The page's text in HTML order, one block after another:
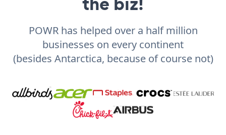
POWR has helped over a half million
businesses on every continent
(besides Antarctica, because of course not)